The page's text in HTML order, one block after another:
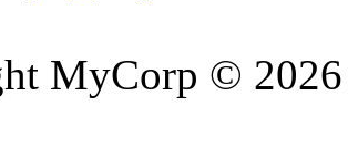
MyCorp © 2026